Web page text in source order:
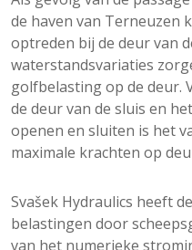
de haven van Terneuzen
optreden bij de deur van
waterstandsvariaties
golfbelasting op de deur.
de deur van de sluis en
openen en sluiten is het
maximale krachten op
Svašek Hydraulics heeft
belastingen door
van het numerieke